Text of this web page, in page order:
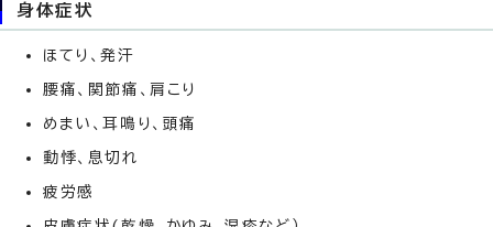
身体症状
ほてり、発汗
腰痛、関節痛、肩こり
めまい、耳鳴り、頭痛
動悸、息切れ
疲労感